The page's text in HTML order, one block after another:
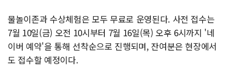
물놀이존과 수상체험은 모두 무료로 운영된다. 사전 접수는
7월 10일(금) 오전 10시부터 7월 16일(목) 오후 6시까지 '네
이버 예약'을 통해 선착순으로 진행되며, 잔여분은 현장에서
도 접수할 예정이다.